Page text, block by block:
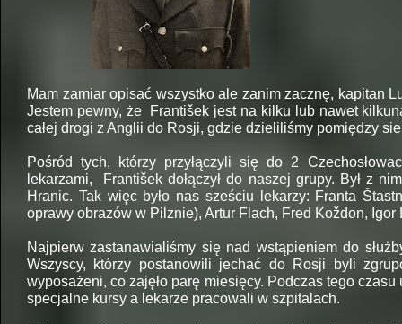
Mam zamiar opisać wszystko ale zanim zacznę, kapitan
Jestem pewny, że František jest na kilku lub nawet
całej drogi z Anglii do Rosji, gdzie dzieliliśmy pomiędzy
Pośród tych, którzy przyłączyli się do 2
lekarzami, František dołączył do naszej grupy. Był z
Hranic. Tak więc było nas sześciu lekarzy: Franta
oprawy obrazów w Pilznie), Artur Flach, Fred Koždon, Igor
Najpierw zastanawialiśmy się nad wstąpieniem do
Wszyscy, którzy postanowili jechać do Rosji byli
wyposażeni, co zajęło parę miesięcy. Podczas tego
specjalne kursy a lekarze pracowali w szpitalach.